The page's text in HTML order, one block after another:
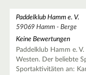
Paddelklub Hamm e. V.
59069 Hamm - Berge
Keine Bewertungen
Paddelklub Hamm e.
Westen. Der beliebte
Sportaktivitäten an: